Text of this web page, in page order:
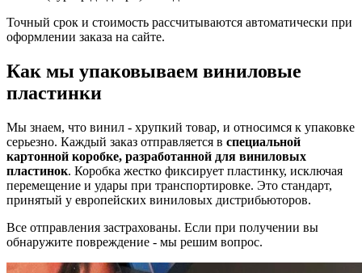
Точный срок и стоимость рассчитываются автоматически при
оформлении заказа на сайте.
Как мы упаковываем виниловые
пластинки
Мы знаем, что винил - хрупкий товар, и относимся к упаковке
серьезно. Каждый заказ отправляется в специальной
картонной коробке, разработанной для виниловых
пластинок. Коробка жестко фиксирует пластинку, исключая
перемещение и удары при транспортировке. Это стандарт,
принятый у европейских виниловых дистрибьюторов.
Все отправления застрахованы. Если при получении вы
обнаружите повреждение - мы решим вопрос.